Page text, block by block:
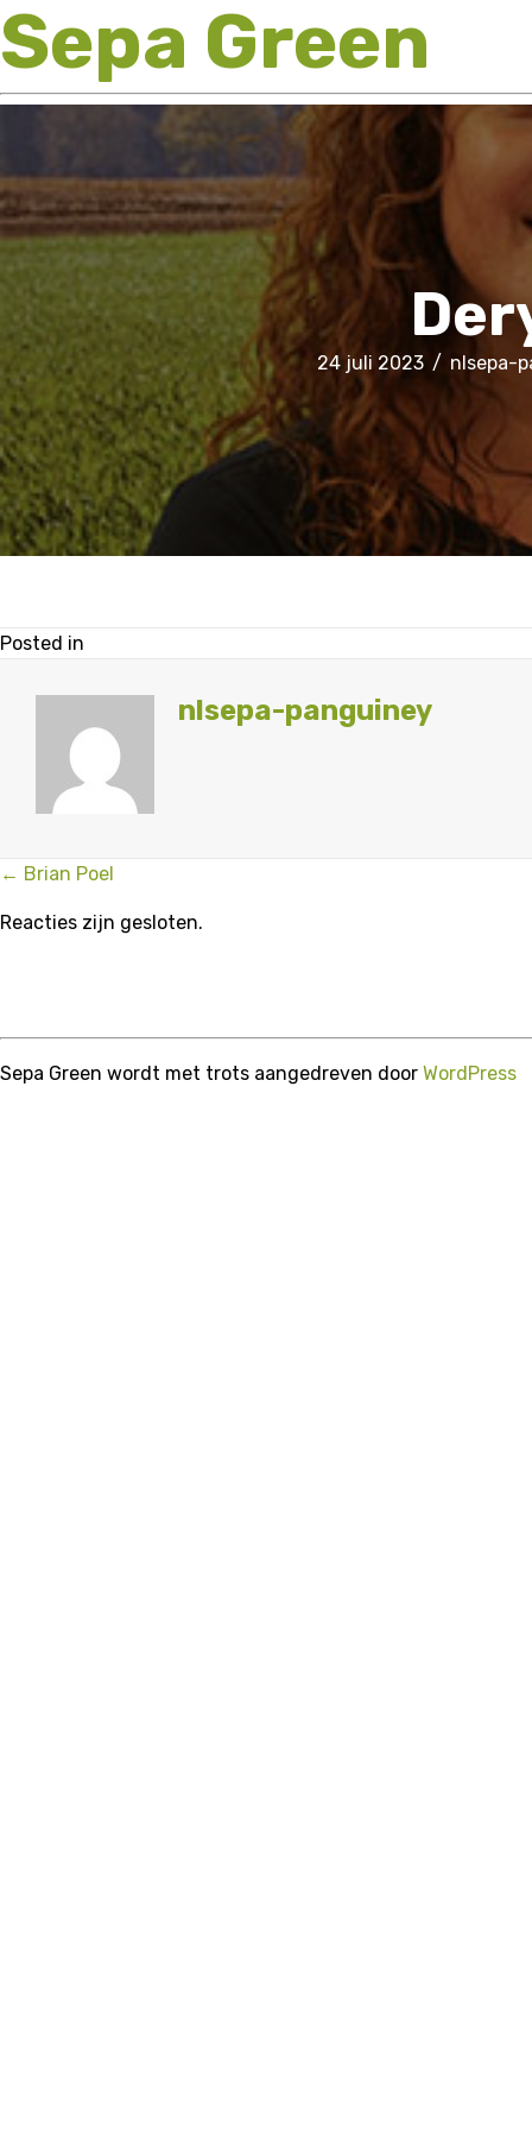
Sepa Green
24 juli 2023 / nlsepa-
Posted in
nlsepa-panguiney
Posts
navigation
← Brian Poel
Reacties zijn gesloten.
Sepa Green wordt met trots aangedreven door WordPress